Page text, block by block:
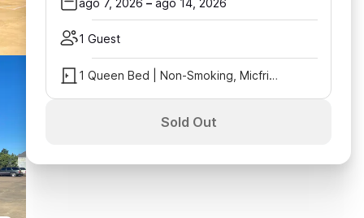
1 Guest
1 Queen Bed | Non-Smoking, Micfridge
Sold Out